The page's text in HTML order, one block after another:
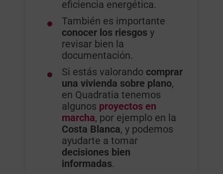
eficiencia energética.
También es importante
conocer los riesgos y
revisar bien la
documentación.
Si estás valorando comprar
una vivienda sobre plano,
en Quadratia tenemos
algunos proyectos en
marcha, por ejemplo en la
Costa Blanca, y podemos
ayudarte a tomar
decisiones bien
informadas.